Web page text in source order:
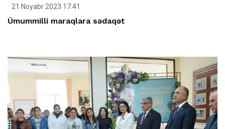
21 Noyabr 2023 17:41
Ümummilli maraqlara sədaqət